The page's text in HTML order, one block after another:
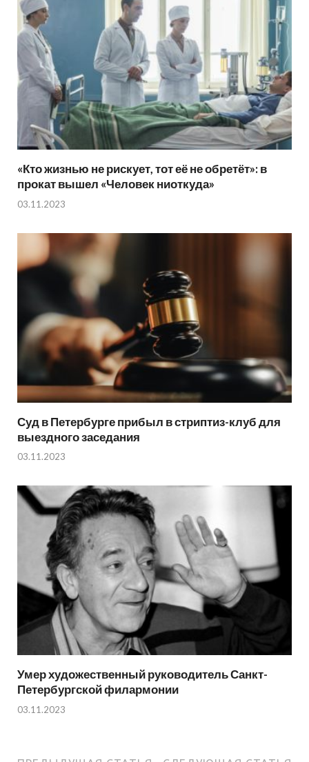
«Кто жизнью не рискует, тот её не обретёт»: в
прокат вышел «Человек ниоткуда»
03.11.2023
Суд в Петербурге прибыл в стриптиз-клуб для
выездного заседания
03.11.2023
Умер художественный руководитель Санкт-
Петербургской филармонии
03.11.2023